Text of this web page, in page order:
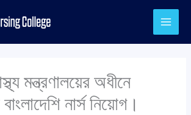
মন্ত্রণালয়ের অধীনে
নার্স নিয়োগ।